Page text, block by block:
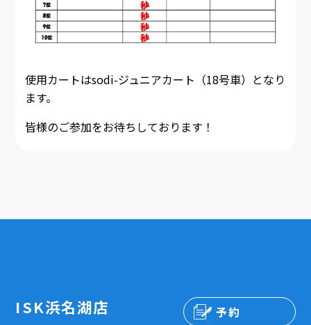
使用カートはsodi-ジュニアカート（18号車）となり
ます。
皆様のご参加をお待ちしております！
ISK浜名湖店 予約